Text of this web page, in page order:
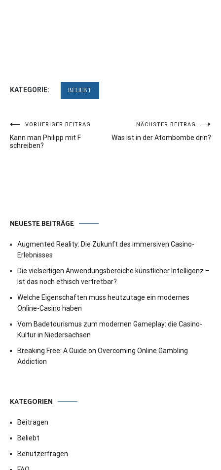
KATEGORIE: BELIEBT
Beitragsnavigation
VORHERIGER BEITRAG
Kann man Philipp mit F
schreiben?
NÄCHSTER BEITRAG
Was ist in der Atombombe drin?
NEUESTE BEITRÄGE
Augmented Reality: Die Zukunft des immersiven Casino-
Erlebnisses
Die vielseitigen Anwendungsbereiche künstlicher Intelligenz –
Ist das noch ethisch vertretbar?
Welche Eigenschaften muss heutzutage ein modernes
Online-Casino haben
Vom Badetourismus zum modernen Gameplay: die Casino-
Kultur in Niedersachsen
Breaking Free: A Guide on Overcoming Online Gambling
Addiction
KATEGORIEN
Beitragen
Beliebt
Benutzerfragen